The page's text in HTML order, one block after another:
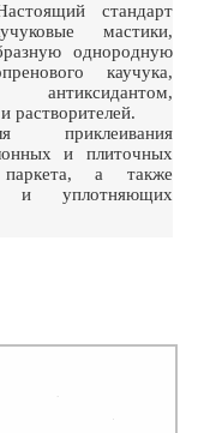
стандарт
мастики,
однородную
каучука,
антиксидантом,
растворителей.
приклеивания
и плиточных
паркета, а также
и уплотняющих